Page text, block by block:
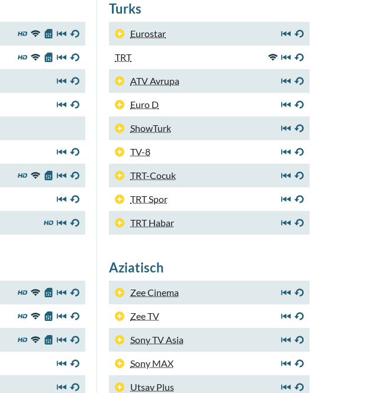
Turks
Eurostar
TRT
ATV Avrupa
Euro D
ShowTurk
TV-8
TRT-Cocuk
TRT Spor
TRT Habar
Aziatisch
Zee Cinema
Zee TV
Sony TV Asia
Sony MAX
Utsav Plus